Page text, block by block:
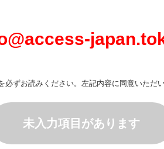
必ずお読みください。左記内容に同意いただ
未入力項目があります